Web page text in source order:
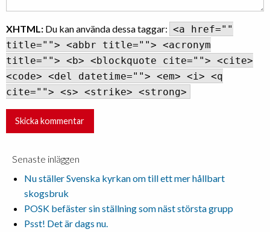
XHTML: Du kan använda dessa taggar: <a href=""
title=""> <abbr title=""> <acronym
title=""> <b> <blockquote cite=""> <cite>
<code> <del datetime=""> <em> <i> <q
cite=""> <s> <strike> <strong>
Senaste inläggen
Nu ställer Svenska kyrkan om till ett mer hållbart
skogsbruk
POSK befäster sin ställning som näst största grupp
Psst! Det är dags nu.